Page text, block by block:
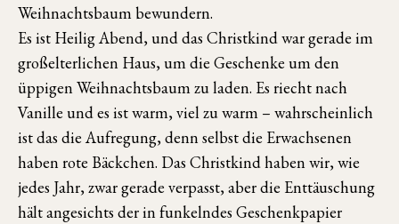
Weihnachtsbaum bewundern.
Es ist Heilig Abend, und das Christkind war gerade im
großelterlichen Haus, um die Geschenke um den
üppigen Weihnachtsbaum zu laden. Es riecht nach
Vanille und es ist warm, viel zu warm – wahrscheinlich
ist das die Aufregung, denn selbst die Erwachsenen
haben rote Bäckchen. Das Christkind haben wir, wie
jedes Jahr, zwar gerade verpasst, aber die Enttäuschung
hält angesichts der in funkelndes Geschenkpapier